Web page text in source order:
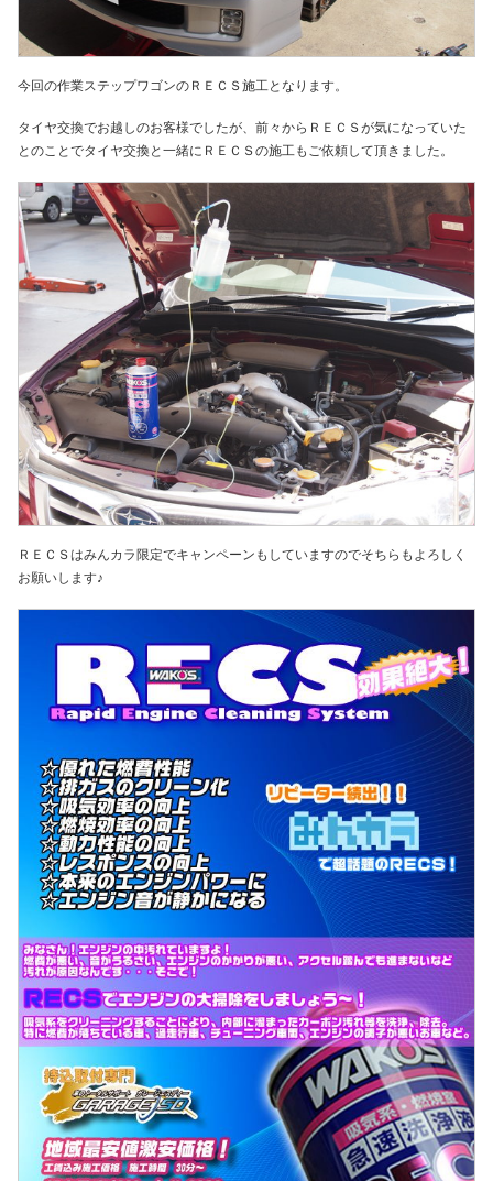
今回の作業ステップワゴンのＲＥＣＳ施工となります。
タイヤ交換でお越しのお客様でしたが、前々からＲＥＣＳが気になっていた
とのことでタイヤ交換と一緒にＲＥＣＳの施工もご依頼して頂きました。
ＲＥＣＳはみんカラ限定でキャンペーンもしていますのでそちらもよろしく
お願いします♪